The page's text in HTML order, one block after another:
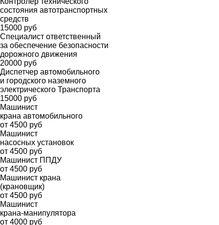
состояния автотранспортных
средств
15000 руб
Специалист ответственный
за обеспечение безопасности
дорожного движения
20000 руб
Диспетчер автомобильного
и городского наземного
электрического Транспорта
15000 руб
Машинист
крана автомобильного
от 4500 руб
Машинист
насосных установок
от 4500 руб
Машинист ППДУ
от 4500 руб
Машинист крана
(крановщик)
от 4500 руб
Машинист
крана-манипулятора
от 4000 руб